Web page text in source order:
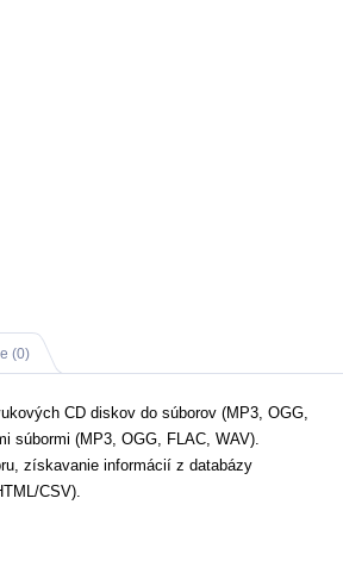
(0)
CD diskov do súborov (MP3, OGG,
súbormi (MP3, OGG, FLAC, WAV).
získavanie informácií z databázy
CSV).